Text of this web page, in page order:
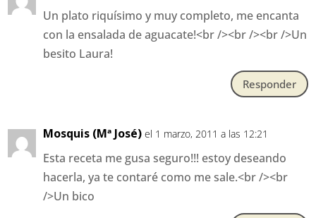
Un plato riquísimo y muy completo, me encanta
con la ensalada de aguacate!<br /><br /><br />Un
besito Laura!
Responder
Mosquis (Mª José) el 1 marzo, 2011 a las 12:21
Esta receta me gusa seguro!!! estoy deseando
hacerla, ya te contaré como me sale.<br /><br
/>Un bico